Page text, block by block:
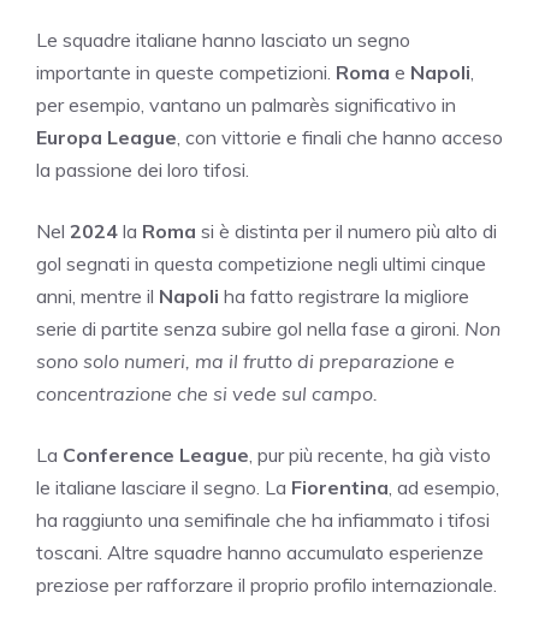
Le squadre italiane hanno lasciato un segno
importante in queste competizioni. Roma e Napoli
per esempio, vantano un palmarès significativo in
Europa League , con vittorie e finali che hanno acceso
la passione dei loro tifosi.
Nel 2024 la Roma si è distinta per il numero più alto di
gol segnati in questa competizione negli ultimi cinque
anni, mentre il Napoli ha fatto registrare la migliore
serie di partite senza subire gol nella fase a gironi. Non
sono solo numeri, ma il frutto di preparazione e
concentrazione che si vede sul campo.
La Conference League , pur più recente, ha già visto
le italiane lasciare il segno. La Fiorentina , ad esempio,
ha raggiunto una semifinale che ha infiammato i tifosi
toscani. Altre squadre hanno accumulato esperienze
preziose per rafforzare il proprio profilo internazionale.